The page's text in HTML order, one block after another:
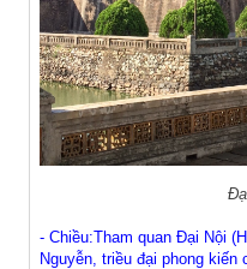
- Chiều:Tham quan Đại Nội
Nguyễn, triều đại phong kiến